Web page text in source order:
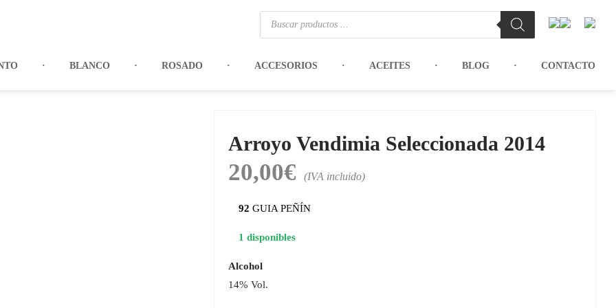
Búsqueda
productos
BLANCO ROSADO ACCESORIOS ACEITES BLOG CONTACTO
Arroyo Vendimia Seleccionada 2014
20,00€ (IVA incluido)
92 GUIA PEÑÍN
1 disponibles
Alcohol
14% Vol.